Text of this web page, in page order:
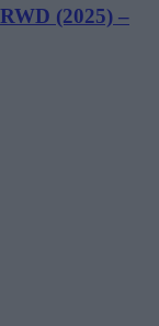
(2025) –